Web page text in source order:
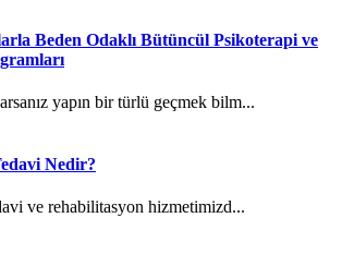
Beden Odaklı Bütüncül Psikoterapi ve
yapın bir türlü geçmek bilm...
Nedir?
ve rehabilitasyon hizmetimizd...